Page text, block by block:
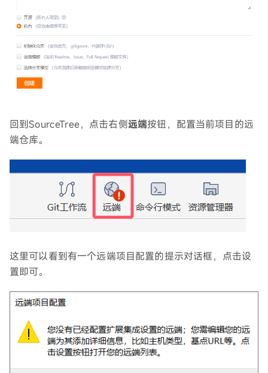
回到SourceTree，点击右侧远端按钮，配置当前项目的远
端仓库。
这里可以看到有一个远端项目配置的提示对话框，点击设
置即可。